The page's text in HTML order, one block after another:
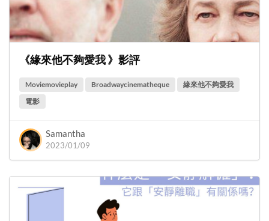
《緣來他不夠愛我 》影評
Moviemovieplay Broadwaycinematheque
緣來他不夠愛我
電影
Samantha
2023/01/09